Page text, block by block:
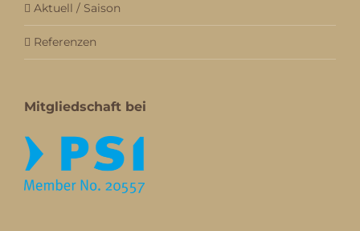
Aktuell / Saison
Referenzen
Mitgliedschaft bei